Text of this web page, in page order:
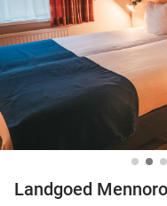
Landgoed